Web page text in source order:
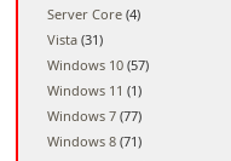
Server Core (4)
Vista (31)
Windows 10 (57)
Windows 11 (1)
Windows 7 (77)
Windows 8 (71)